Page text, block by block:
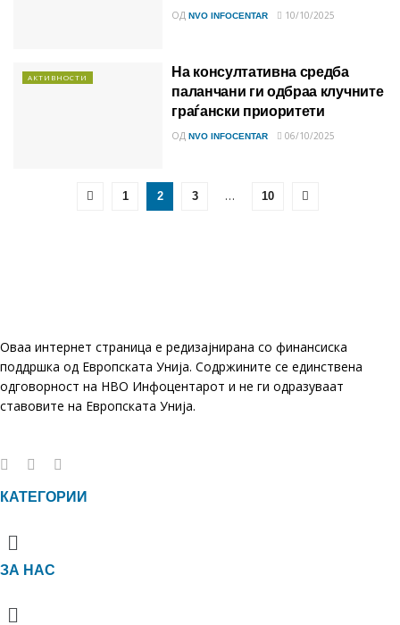
ОД NVO INFOCENTAR 10/10/2025
АКТИВНОСТИ
На консултативна средба
паланчани ги одбраа клучните
граѓански приоритети
ОД NVO INFOCENTAR 06/10/2025
1 2 3 … 10
Оваа интернет страница е редизајнирана со финансиска
поддршка од Европската Унија. Содржините се единствена
одговорност на НВО Инфоцентарот и не ги одразуваат
ставовите на Европската Унија.
КАТЕГОРИИ
Menu
ЗА НАС
Menu